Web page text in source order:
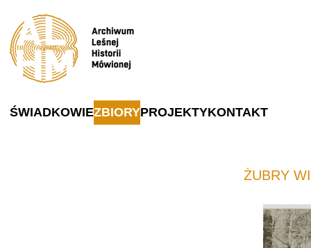
ŚWIADKOWIEZBIORYPROJEKTYKONTAKT
ŻUBRY